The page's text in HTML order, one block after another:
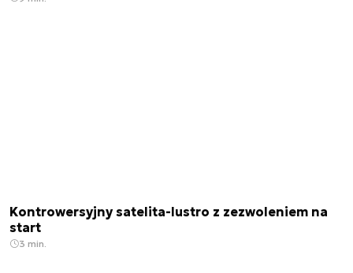
Kontrowersyjny satelita-lustro z zezwoleniem na
start
3 min.